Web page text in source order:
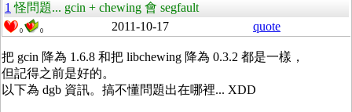
1 怪問題... gcin + chewing 會 segfault
0 0 2011-10-17 quote
把 gcin 降為 1.6.8 和把 libchewing 降為 0.3.2 都是一樣，
但記得之前是好的。
以下為 dgb 資訊。搞不懂問題出在哪裡... XDD